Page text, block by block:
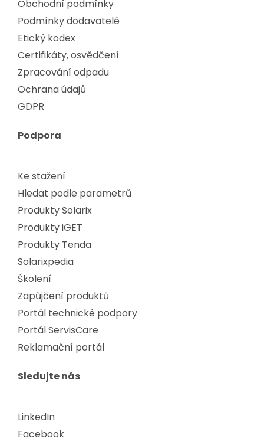
Obchodní podmínky
Podmínky dodavatelé
Etický kodex
Certifikáty, osvědčení
Zpracování odpadu
Ochrana údajů
GDPR
Podpora
Ke stažení
Hledat podle parametrů
Produkty Solarix
Produkty iGET
Produkty Tenda
Solarixpedia
Školení
Zapůjčení produktů
Portál technické podpory
Portál ServisCare
Reklamační portál
Sledujte nás
LinkedIn
Facebook